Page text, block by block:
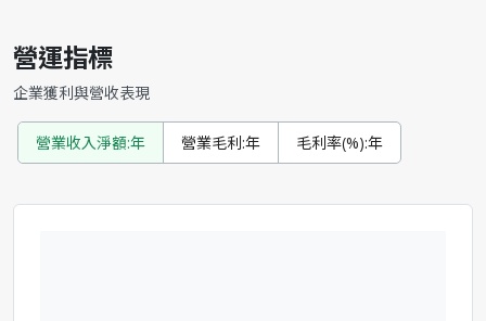
營運指標
企業獲利與營收表現
營業收入淨額:年 營業毛利:年 毛利率(%):年